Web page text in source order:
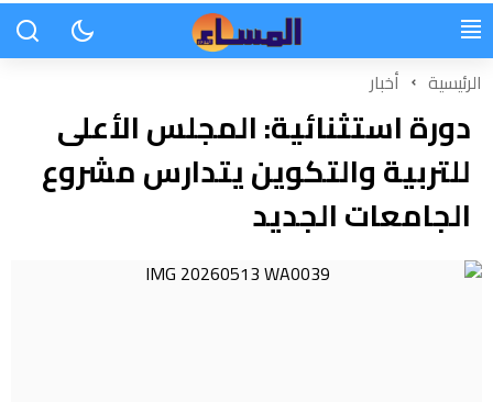
الرئيسية أخبار
دورة استثنائية: المجلس الأعلى
للتربية والتكوين يتدارس مشروع
الجامعات الجديد